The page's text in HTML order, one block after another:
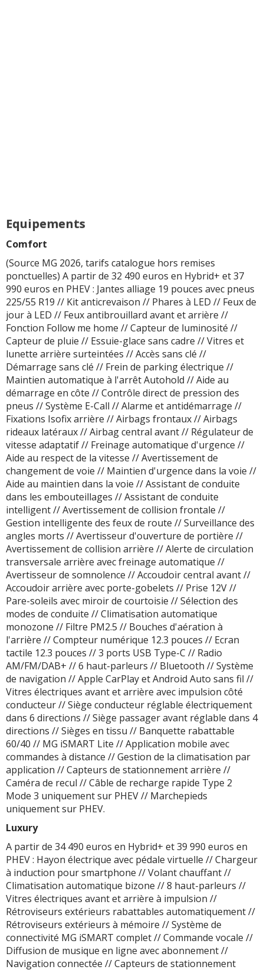
ne se construit pas avec
une simple brochure
bien imprimée
Valeur de revente et
recul fiabilité encore à
surveiller. La garantie
rassure, mais MG n'a
pas encore l'épaisseur
historique d'un Toyota
dans la tête des
acheteurs
Réseau et perception
SAV encore moins
installés que chez les
constructeurs
historiques. Ce n'est
pas forcément un
défaut de la voiture,
mais c'est un paramètre
que l'acheteur réel
regardera forcément
Equipements
Comfort
(Source MG 2026, tarifs catalogue hors remises
ponctuelles) A partir de 32 490 euros en Hybrid+ et 37
990 euros en PHEV : Jantes alliage 19 pouces avec pneus
225/55 R19 // Kit anticrevaison // Phares à LED // Feux de
jour à LED // Feux antibrouillard avant et arrière //
Fonction Follow me home // Capteur de luminosité //
Capteur de pluie // Essuie-glace sans cadre // Vitres et
lunette arrière surteintées // Accès sans clé //
Démarrage sans clé // Frein de parking électrique //
Maintien automatique à l'arrêt Autohold // Aide au
démarrage en côte // Contrôle direct de pression des
pneus // Système E-Call // Alarme et antidémarrage //
Fixations Isofix arrière // Airbags frontaux // Airbags
rideaux latéraux // Airbag central avant // Régulateur de
vitesse adaptatif // Freinage automatique d'urgence //
Aide au respect de la vitesse // Avertissement de
changement de voie // Maintien d'urgence dans la voie //
Aide au maintien dans la voie // Assistant de conduite
dans les embouteillages // Assistant de conduite
intelligent // Avertissement de collision frontale //
Gestion intelligente des feux de route // Surveillance des
angles morts // Avertisseur d'ouverture de portière //
Avertissement de collision arrière // Alerte de circulation
transversale arrière avec freinage automatique //
Avertisseur de somnolence // Accoudoir central avant //
Accoudoir arrière avec porte-gobelets // Prise 12V //
Pare-soleils avec miroir de courtoisie // Sélection des
modes de conduite // Climatisation automatique
monozone // Filtre PM2.5 // Bouches d'aération à
l'arrière // Compteur numérique 12.3 pouces // Ecran
tactile 12.3 pouces // 3 ports USB Type-C // Radio
AM/FM/DAB+ // 6 haut-parleurs // Bluetooth // Système
de navigation // Apple CarPlay et Android Auto sans fil //
Vitres électriques avant et arrière avec impulsion côté
conducteur // Siège conducteur réglable électriquement
dans 6 directions // Siège passager avant réglable dans 4
directions // Sièges en tissu // Banquette rabattable
60/40 // MG iSMART Lite // Application mobile avec
commandes à distance // Gestion de la climatisation par
application // Capteurs de stationnement arrière //
Caméra de recul // Câble de recharge rapide Type 2
Mode 3 uniquement sur PHEV // Marchepieds
uniquement sur PHEV.
Luxury
A partir de 34 490 euros en Hybrid+ et 39 990 euros en
PHEV : Hayon électrique avec pédale virtuelle // Chargeur
à induction pour smartphone // Volant chauffant //
Climatisation automatique bizone // 8 haut-parleurs //
Vitres électriques avant et arrière à impulsion //
Rétroviseurs extérieurs rabattables automatiquement //
Rétroviseurs extérieurs à mémoire // Système de
connectivité MG iSMART complet // Commande vocale //
Diffusion de musique en ligne avec abonnement //
Navigation connectée // Capteurs de stationnement